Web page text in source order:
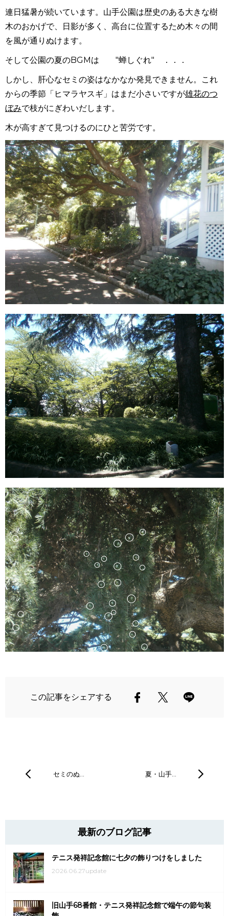
連日猛暑が続いています。山手公園は歴史のある大きな樹
木のおかげで、日影が多く、高台に位置するため木々の間
を風が通りぬけます。
そして公園の夏のBGMは "蝉しぐれ" ．．．
しかし、肝心なセミの姿はなかなか発見できません。これ
からの季節「ヒマラヤスギ」はまだ小さいですが雄花のつ
ぼみで枝がにぎわいだします。
木が高すぎて見つけるのにひと苦労です。
この記事をシェアする
セミのぬ… 夏・山手…
最新のブログ記事
テニス発祥記念館に七夕の飾りつけをしました
2026.06.27update
旧山手68番館・テニス発祥記念館で端午の節句装